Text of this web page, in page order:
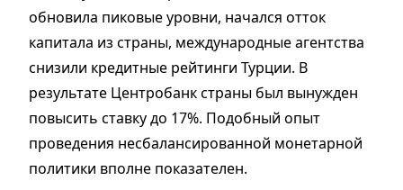
обновила пиковые уровни, начался отток
капитала из страны, международные агентства
снизили кредитные рейтинги Турции. В
результате Центробанк страны был вынужден
повысить ставку до 17%. Подобный опыт
проведения несбалансированной монетарной
политики вполне показателен.